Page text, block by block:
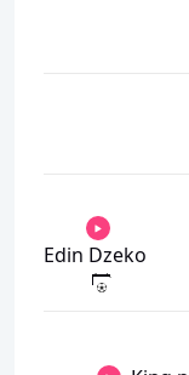
Edin Dzeko